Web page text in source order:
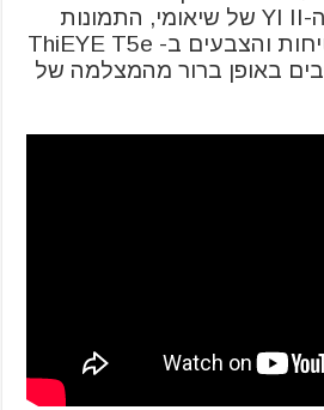
שמשווים בינה לבין ה-YI II של שיאומי, התמונות
נראות בהחלט מבטיחות והצבעים ב- ThiEYE T5e
באופן ברור מהמצלמה של